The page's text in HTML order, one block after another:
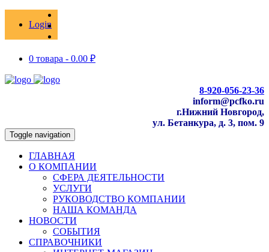
Login
0 товара - 0.00 ₽
8-920-056-23-36
inform@pcfko.ru
г.Нижний Новгород,
ул. Бетанкура, д. 3, пом. 9
Toggle navigation
ГЛАВНАЯ
О КОМПАНИИ
СФЕРА ДЕЯТЕЛЬНОСТИ
УСЛУГИ
РУКОВОДСТВО КОМПАНИИ
НАША КОМАНДА
НОВОСТИ
СОБЫТИЯ
СПРАВОЧНИКИ